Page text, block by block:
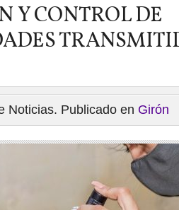
Y CONTROL DE
Noticias. Publicado en Girón